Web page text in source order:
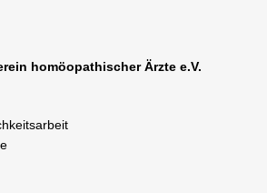
homöopathischer Ärzte e.V.